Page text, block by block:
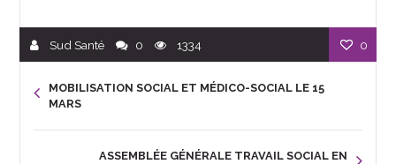
Sud Santé 0 1334 0
MOBILISATION SOCIAL ET MÉDICO-SOCIAL LE 15
MARS
ASSEMBLÉE GÉNÉRALE TRAVAIL SOCIAL EN